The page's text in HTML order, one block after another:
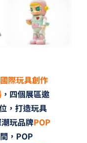
際玩具創作
，四個展區邀
，打造玩具
玩品牌POP
，POP